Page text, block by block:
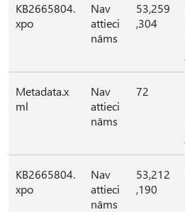
KB2665804.
xpo
Nav
attieci
nāms
53,259
,304
Metadata.x
ml
Nav
attieci
nāms
72
KB2665804.
xpo
Nav
attieci
nāms
53,212
,190